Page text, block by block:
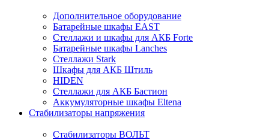
Дополнительное оборудование
Батарейные шкафы EAST
Стеллажи и шкафы для АКБ Forte
Батарейные шкафы Lanches
Стеллажи Stark
Шкафы для АКБ Штиль
HIDEN
Стеллажи для АКБ Бастион
Аккумуляторные шкафы Eltena
Стабилизаторы напряжения
Стабилизаторы ВОЛЬТ